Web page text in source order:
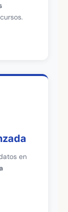
en